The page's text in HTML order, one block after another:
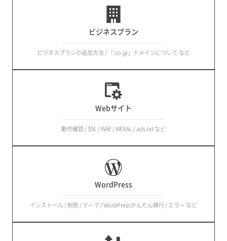
ビジネスプラン
ビジネスプランの追加方法 / 「.co.jp」ドメインについて など
Webサイト
動作確認 / SSL / WAF / WEXAL / ads.txt など
WordPress
インストール / 削除 / テーマ / WordPressかんたん移行 / エラー など